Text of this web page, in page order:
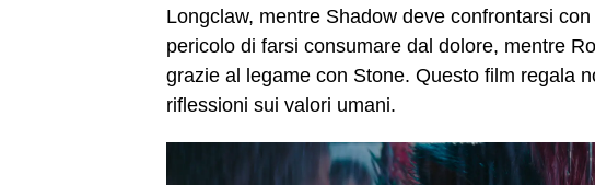
Longclaw, mentre Shadow deve confrontarsi
pericolo di farsi consumare dal dolore, mentre
grazie al legame con Stone. Questo film regala
riflessioni sui valori umani.